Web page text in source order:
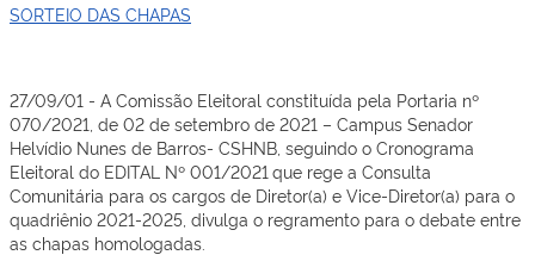
SORTEIO DAS CHAPAS
27/09/01 - A Comissão Eleitoral constituída pela Portaria nº
070/2021, de 02 de setembro de 2021 – Campus Senador
Helvídio Nunes de Barros- CSHNB, seguindo o Cronograma
Eleitoral do EDITAL Nº 001/2021 que rege a Consulta
Comunitária para os cargos de Diretor(a) e Vice-Diretor(a) para o
quadriênio 2021-2025, divulga o regramento para o debate entre
as chapas homologadas.